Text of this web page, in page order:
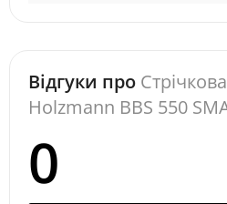
Відгуки про
Holzmann BBS 550
0